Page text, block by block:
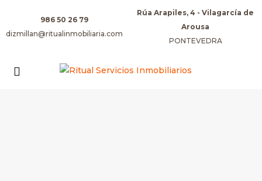
986 50 26 79
dizmillan@ritualinmobiliaria.com
Rúa Arapiles, 4 - Vilagarcía de
Arousa
PONTEVEDRA